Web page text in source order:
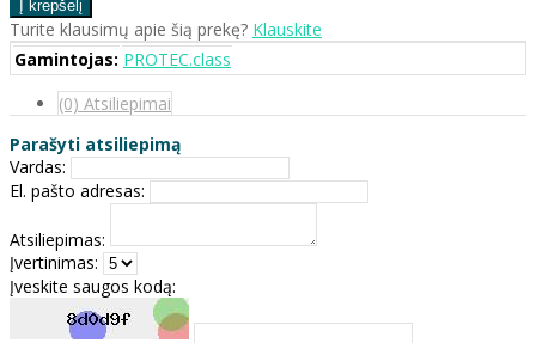
Turite klausimų apie šią prekę? Klauskite
Gamintojas: PROTEC.class
(0) Atsiliepimai
Parašyti atsiliepimą
Vardas:
El. pašto adresas:
Atsiliepimas:
Įvertinimas:
Įveskite saugos kodą: